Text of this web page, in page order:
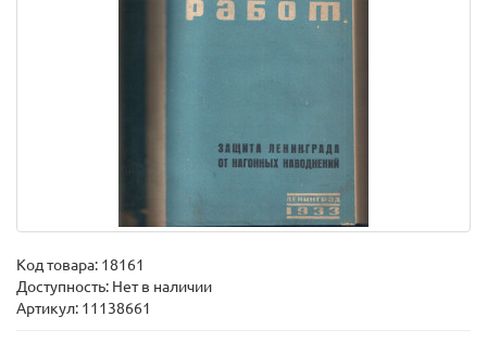
Код товара: 18161
Доступность: Нет в наличии
Артикул: 11138661